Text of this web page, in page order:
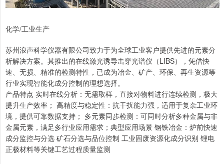
化学/工业生产
苏州浪声科学仪器有限公司致力于为全球工业客户提供先进的元素分
析解决方案。其推出的在线激光诱导击穿光谱仪（LIBS），凭借快
速、无损、精准的检测特性，已成为冶金、矿产、环保、再生资源等
行业实现智能化成分控制的理想选择。
产品特点 实时在线分析：无需取样，直接对物料进行连续检测，极大
提升生产效率； 高精度与稳定性：抗干扰能力强，适用于复杂工业环
境，提供可靠数据支持； 多元素同步检测：可同时分析多种金属与非
金属元素，满足多行业应用需求；典型应用场景 钢铁冶金：炉前快速
成分监控与分选 矿石分选与品位控制 工业固废资源化成分识别 锂电
正极材料等关键工艺过程质量监测